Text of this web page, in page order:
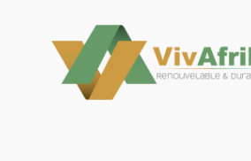
contenu